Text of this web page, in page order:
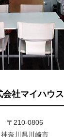
会社マイハウス
〒210-0806
神奈川県川崎市